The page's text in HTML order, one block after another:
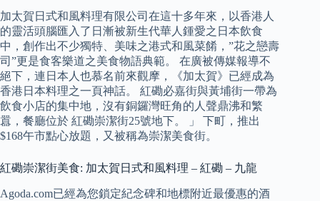
加太賀日式和風料理有限公司在這十多年來，以香港人
的靈活頭腦匯入了日漸被新生代華人鍾愛之日本飲食
中，創作出不少獨特、美味之港式和風菜餚，”花之戀壽
司”更是食客樂道之美食物語典範。 在廣被傳媒報導不
絕下，連日本人也慕名前來觀摩，《加太賀》已經成為
香港日本料理之一頁神話。 紅磡必嘉街與黃埔街一帶為
飲食小店的集中地，沒有銅鑼灣旺角的人聲鼎沸和繁
囂，餐廳位於 紅磡崇潔街25號地下。 」 下町，推出
$168午市點心放題，又被稱為崇潔美食街。
紅磡崇潔街美食: 加太賀日式和風料理 – 紅磡 – 九龍
Agoda.com已經為您鎖定紀念碑和地標附近最優惠的酒